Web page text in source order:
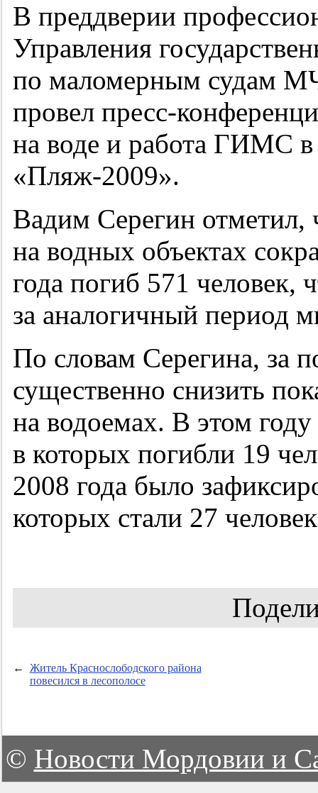
В преддверии
Управления
по маломерным судам
провел пресс-
на воде и работа ГИМС
«Пляж-2009».
Вадим Серегин отметил,
на водных объектах
года погиб 571 человек,
за аналогичный период
По словам Серегина, за
существенно снизить
на водоемах. В этом
в которых погибли 19
2008 года было
которых стали 27
←
Житель Краснослободского района
повесился в лесополосе
© Новости Мордовии и